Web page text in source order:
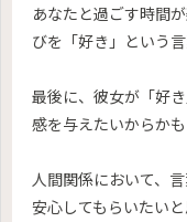
あなたと過ごす時間
びを「好き」という
最後に、彼女が「好
感を与えたいからかも
人間関係において、
安心してもらいたい